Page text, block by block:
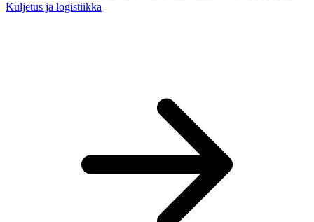
Kuljetus ja logistiikka